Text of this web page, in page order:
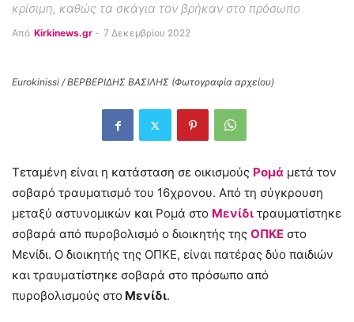
κρίσιμη, καθώς τα σκάγια τον βρήκαν στο πρόσωπο
Από Kirkinews.gr - 7 Δεκεμβρίου 2022
Eurokinissi / ΒΕΡΒΕΡΙΔΗΣ ΒΑΣΙΛΗΣ (Φωτογραφία αρχείου)
Τεταμένη είναι η κατάσταση σε οικισμούς Ρομά μετά τον
σοβαρό τραυματισμό του 16χρονου. Από τη σύγκρουση
μεταξύ αστυνομικών και Ρομά στο Μενίδι τραυματίστηκε
σοβαρά από πυροβολισμό ο διοικητής της ΟΠΚΕ στο
Μενίδι. Ο διοικητής της ΟΠΚΕ, είναι πατέρας δύο παιδιών
και τραυματίστηκε σοβαρά στο πρόσωπο από
πυροβολισμούς στο Μενίδι.